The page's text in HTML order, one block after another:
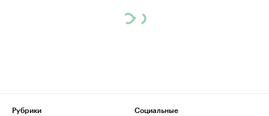
Рубрики
Социальные